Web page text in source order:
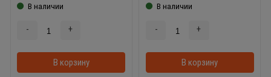
В наличии
- +
В корзину В корзинке
В наличии
- +
В корзину